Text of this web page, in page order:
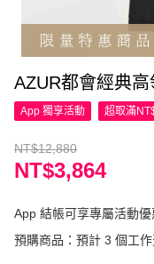
AZUR都會經典高
App 獨享活動 超取滿
NT$12,880
NT$3,864
App 結帳可享專屬活動優
預購商品：預計 3 個工